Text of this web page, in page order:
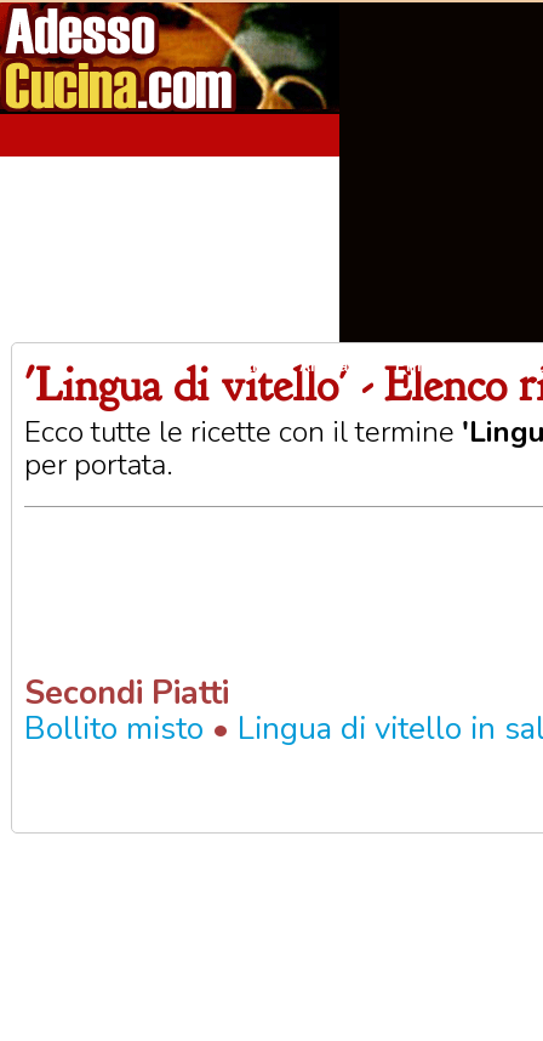
Aperitivi Antipasti Primi Piatti
'Lingua di vitello' - Elenco
Ecco tutte le ricette con il termine
per portata.
Secondi Piatti
Bollito misto • Lingua di vitello in